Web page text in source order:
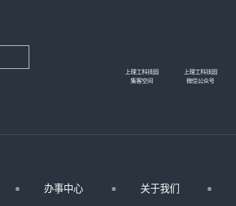
上理工科技园
集客空间
上理工科技园
微信公众号
办事中心 关于我们